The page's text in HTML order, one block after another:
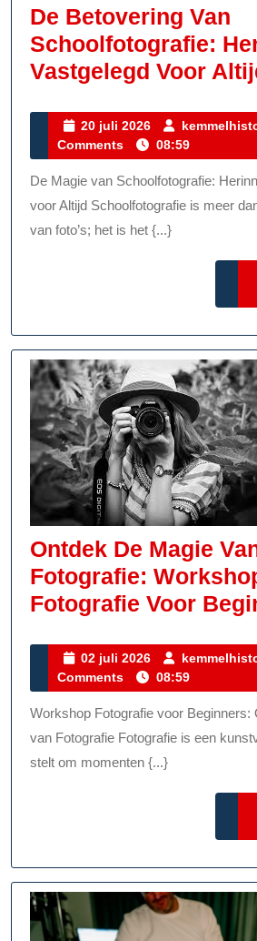
De Betovering Van
Schoolfotografie:
Vastgelegd Voor
20 juli 2026
20
juli
2026
Comments
08:59
De Magie van Schoolfotografie: Herinneringen Vastgelegd
voor Altijd Schoolfotografie is meer
van foto’s; het is het {...}
Ontdek De Magie
Fotografie:
Fotografie Voor
02 juli 2026
02
juli
2026
Comments
08:59
Workshop Fotografie voor Beginners: Ontdek de Magie
van Fotografie Fotografie is een
stelt om momenten {...}